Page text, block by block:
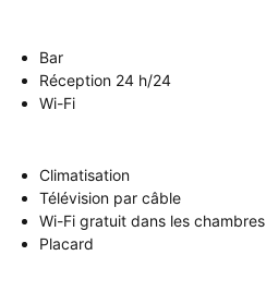
Bar
Réception 24 h/24
Wi-Fi
Climatisation
Télévision par câble
Wi-Fi gratuit dans les chambres
Placard